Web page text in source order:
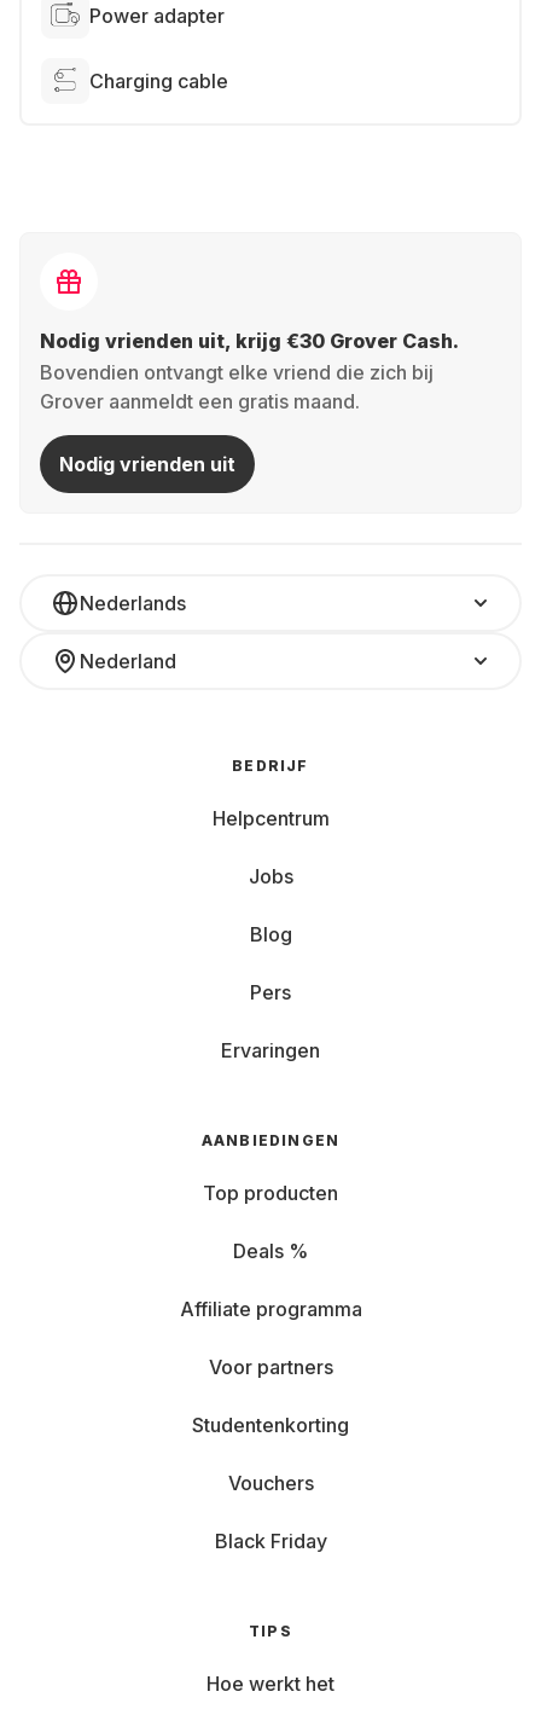
Power adapter
Charging cable
Nodig vrienden uit, krijg €30 Grover Cash.
Bovendien ontvangt elke vriend die zich bij
Grover aanmeldt een gratis maand.
Nodig vrienden uit
Nederlands
Nederland
BEDRIJF
Helpcentrum
Jobs
Blog
Pers
Ervaringen
AANBIEDINGEN
Top producten
Deals %
Affiliate programma
Voor partners
Studentenkorting
Vouchers
Black Friday
TIPS
Hoe werkt het